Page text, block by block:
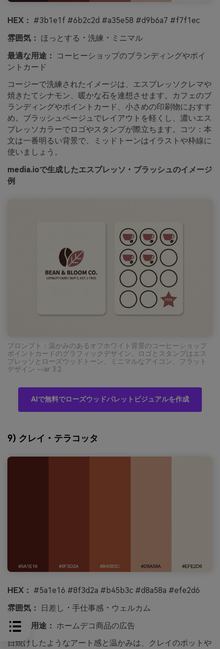
HEX： #3b1e1f #6b2c2d #a35e58 #d9b6a7 #f7f1ec
雰囲気： ほっとする・洗練・ミニマル
最適な用途：
コーヒーショップのブランディングやポイ
ントカード
コージーで洗練されたイメージは、エスプレッソクレマや
焼きたてシナモン、暖かな石を連想させます。カフェのブ
ランディングやポイントカード、小さめの印刷物におすす
め。ブラッシュベージュでレイアウトを軽くし、濃いエス
プレッソカラーでロゴやスタンプが際立ちます。コツ：本
文は一番明るい背景で、ミッドトーンはイラストや枠線に
使いましょう。
media.ioで生成したエスプレッソ・ブラッシュのイメージ
例
プロンプト：温かみのあるオフホワイト背景のコーヒーショップ
ポイントカードのグラフィックデザイン、ロゴとスタンプはエス
プレッソとローズウッドトーン、ミニマルなアイコン、フラット
デザイン --ar 3:2
AIで無料でローズウッドパレットビジュアルを作成
9) クレイ・テラコッタ
HEX： #5a1e16 #8f3d2a #b45b3c #d8a58a #efe2d6
雰囲気：
日差し・手仕事感・ウェルカム
最適な用途： ホームデコ商品の広告
日焼けしたようなアート感と温かみは、クレイのポットや